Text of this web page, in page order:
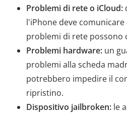
Problemi di rete o iCloud:
l'iPhone deve
problemi di rete possono
Problemi hardware: un
problemi alla scheda
potrebbero impedire il
ripristino.
Dispositivo jailbroken: le